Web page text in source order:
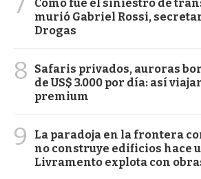
Cómo fue el siniestro de
murió Gabriel Rossi,
Drogas
8
Safaris privados, auroras
de US$ 3.000 por día: así
premium
9
La paradoja en la frontera
no construye edificios hace
Livramento explota con